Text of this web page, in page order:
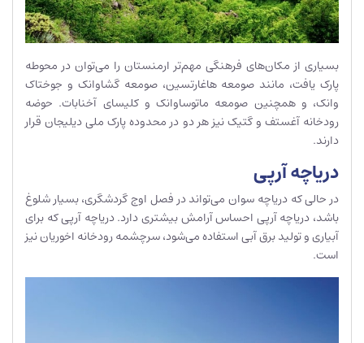
بسیاری از مکان‌های فرهنگی مهم‌تر ارمنستان را می‌توان در محوطه
پارک یافت، مانند صومعه هاغارتسین، صومعه گشاوانک و جوختاک
وانک، و همچنین صومعه ماتوساوانک و کلیسای آخنابات. حوضه
رودخانه آغستف و گتیک نیز هر دو در محدوده پارک ملی دیلیجان قرار
دارند.
دریاچه آرپی
در حالی که دریاچه سوان می‌تواند در فصل اوج گردشگری، بسیار شلوغ
باشد، دریاچه آرپی احساس آرامش بیشتری دارد. دریاچه آرپی که برای
آبیاری و تولید برق آبی استفاده می‌شود، سرچشمه رودخانه اخوریان نیز
است.